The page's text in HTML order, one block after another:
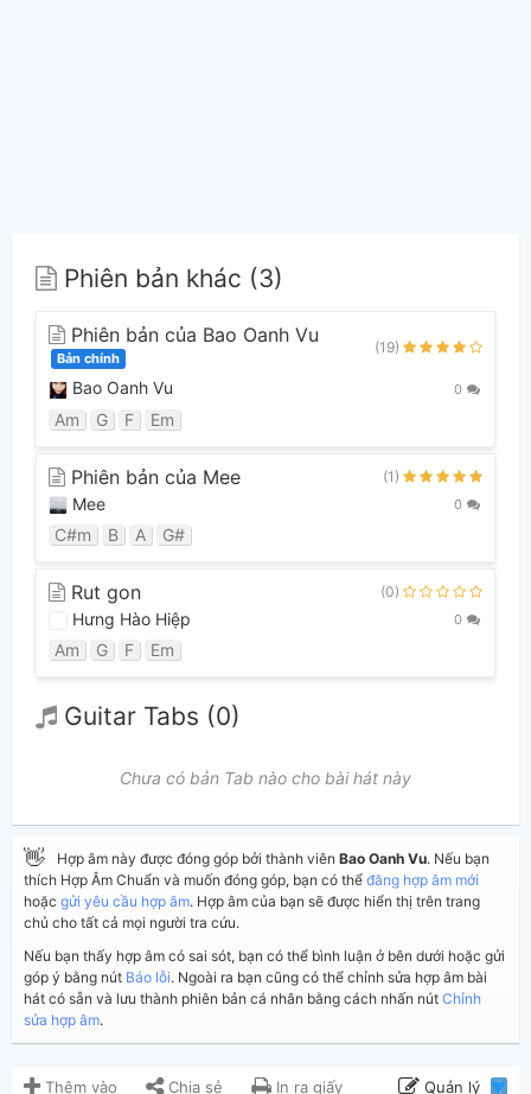
Phiên bản khác (3)
Phiên bản của Bao Oanh Vu
Bản chính
(19)
Bao Oanh Vu 0
Am G F Em
Phiên bản của Mee (1)
Mee 0
C#m B A G#
Rut gon (0)
Hưng Hào Hiệp 0
Am G F Em
Guitar Tabs (0)
Chưa có bản Tab nào cho bài hát này
👋 Hợp âm này được đóng góp bởi thành viên Bao Oanh Vu. Nếu bạn
thích Hợp Âm Chuẩn và muốn đóng góp, bạn có thể đăng hợp âm mới
hoặc gửi yêu cầu hợp âm. Hợp âm của bạn sẽ được hiển thị trên trang
chủ cho tất cả mọi người tra cứu.
Nếu bạn thấy hợp âm có sai sót, bạn có thể bình luận ở bên dưới hoặc gửi
góp ý bằng nút Báo lỗi. Ngoài ra bạn cũng có thể chỉnh sửa hợp âm bài
hát có sẵn và lưu thành phiên bản cá nhân bằng cách nhấn nút Chỉnh
sửa hợp âm.
Thêm vào Chia sẻ In ra giấy Quản lý 1